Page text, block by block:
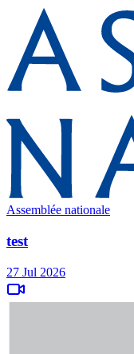
Assemblée nationale
test
27 Jul 2026